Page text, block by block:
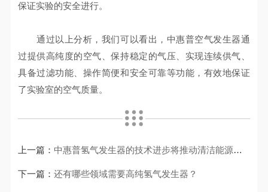
保证实验的安全进行。
通过以上分析，我们可以看出，中惠普空气发生器通
过提供高纯度的空气、保持稳定的气压、实现连续供气、
具备过滤功能、操作简便和安全可靠等功能，有效地保证
了实验室的空气质量。
上一篇：中惠普氢气发生器的技术进步将推动清洁能源的发展
下一篇：还有哪些领域需要高纯氢气发生器？